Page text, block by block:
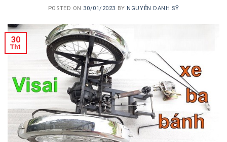
POSTED ON 30/01/2023 BY NGUYỄN DANH SỸ
30
Th1